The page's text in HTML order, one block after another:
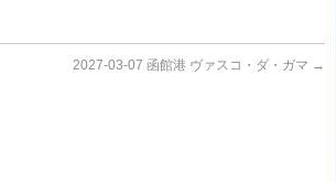
2027-03-07 函館港 ヴァスコ・ダ・ガマ →